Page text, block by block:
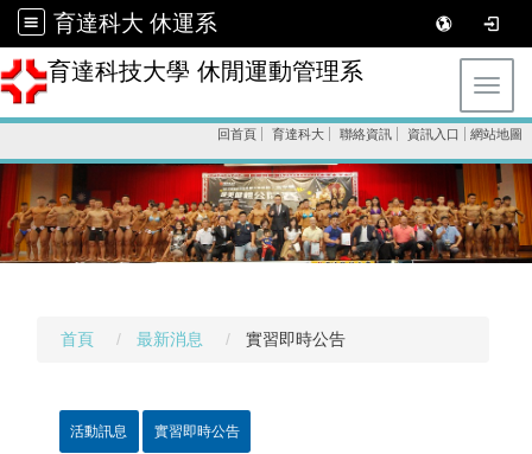
育達科大 休運系
育達科技大學 休閒運動管理系
回首頁 育達科大 聯絡資訊 資訊入口 網站地圖
首頁 最新消息 實習即時公告
活動訊息 實習即時公告